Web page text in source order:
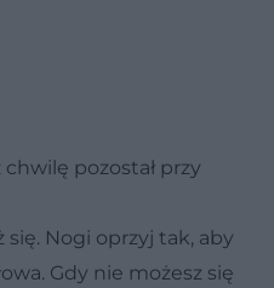
pozostał przy
się. Nogi oprzyj tak, aby
Gdy nie możesz się